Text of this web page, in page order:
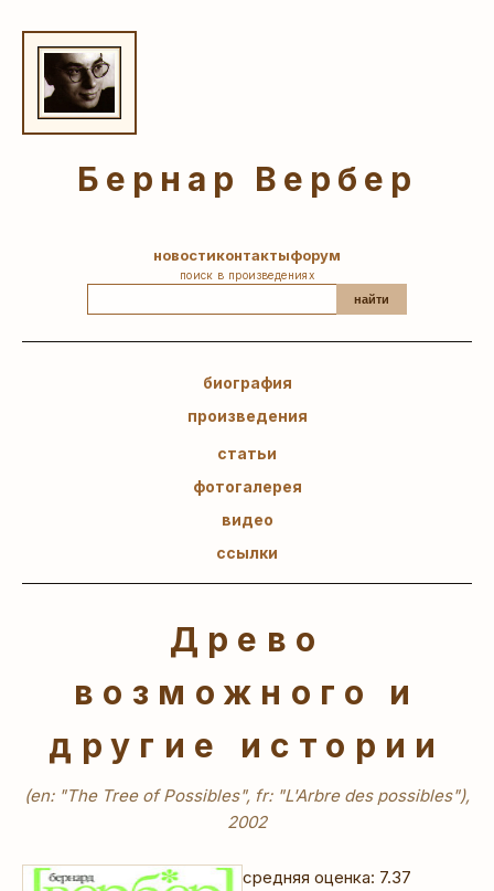
Бернар Вербер
новостиконтактыфорум
поиск в произведениях
найти
биография
произведения
статьи
фотогалерея
видео
ссылки
Древо
возможного и
другие истории
(en: "The Tree of Possibles", fr: "L'Arbre des possibles"),
2002
средняя оценка: 7.37